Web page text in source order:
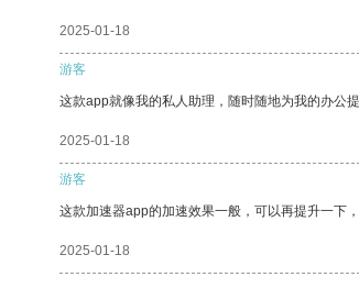
2025-01-18
游客
这款app就像我的私人助理，随时随地为我的办公
2025-01-18
游客
这款加速器app的加速效果一般，可以再提升一下
2025-01-18